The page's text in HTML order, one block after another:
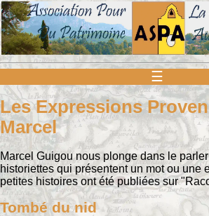
☰
Les Expressions
Marcel
Marcel Guigou nous plonge dans le
historiettes qui présentent un mot ou une
petites histoires ont été publiées sur
Tombé du nid